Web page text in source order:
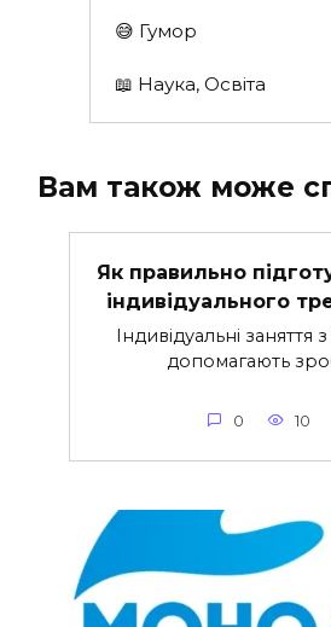
😅 Гумор
📖 Наука, Освіта
Вам також може
Як правильно
індивідуального
Індивідуальні заняття
допомагають
0 10